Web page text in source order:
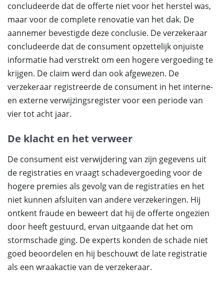
concludeerde dat de offerte niet voor het herstel was,
maar voor de complete renovatie van het dak. De
aannemer bevestigde deze conclusie. De verzekeraar
concludeerde dat de consument opzettelijk onjuiste
informatie had verstrekt om een hogere vergoeding te
krijgen. De claim werd dan ook afgewezen. De
verzekeraar registreerde de consument in het interne-
en externe verwijzingsregister voor een periode van
vier tot acht jaar.
De klacht en het verweer
De consument eist verwijdering van zijn gegevens uit
de registraties en vraagt schadevergoeding voor de
hogere premies als gevolg van de registraties en het
niet kunnen afsluiten van andere verzekeringen. Hij
ontkent fraude en beweert dat hij de offerte ongezien
door heeft gestuurd, ervan uitgaande dat het om
stormschade ging. De experts konden de schade niet
goed beoordelen en hij beschouwt de late registratie
als een wraakactie van de verzekeraar.